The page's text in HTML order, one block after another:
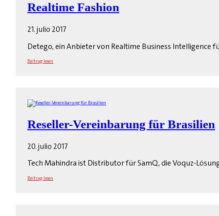
Realtime Fashion
21. julio 2017
Detego, ein Anbieter von Realtime Business
Beitrag lesen
Reseller-Vereinbarung für Brasilien
20. julio 2017
Tech Mahindra ist Distributor für SamQ, die Voquz-
Beitrag lesen